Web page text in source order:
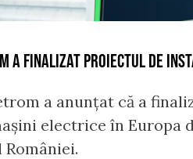
A FINALIZAT PROIECTUL DE
a anunțat că a
electrice în Europa